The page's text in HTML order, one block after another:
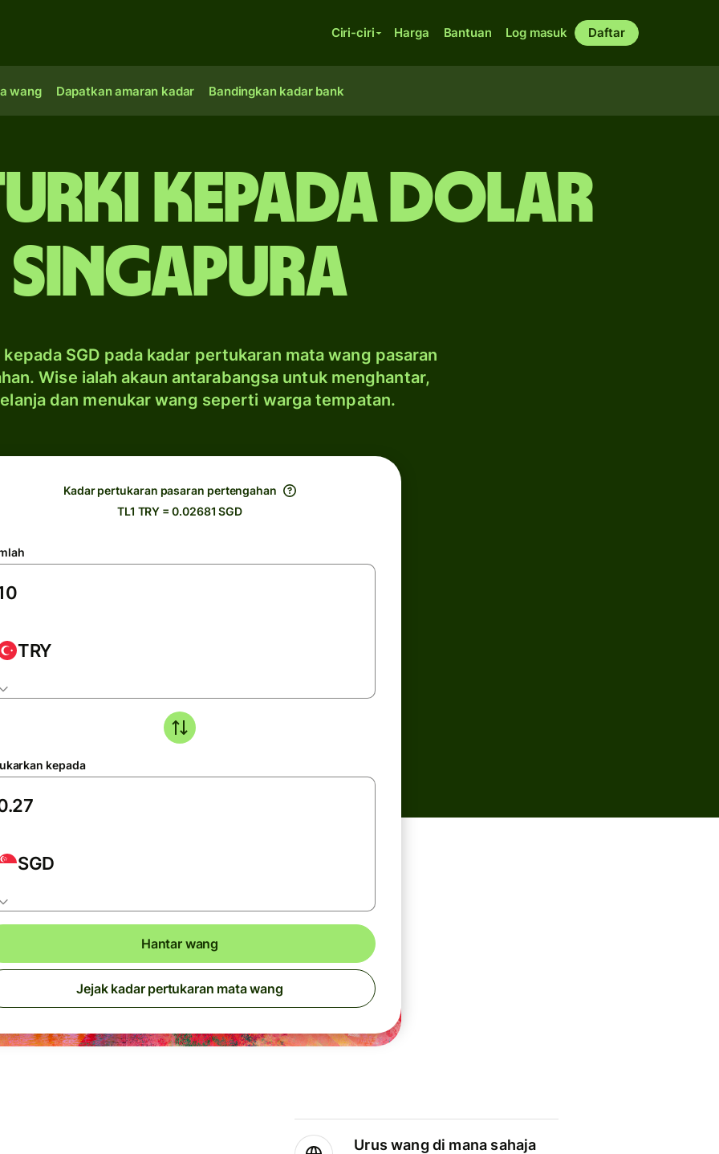
Ciri-ciri Harga Bantuan Log masuk Daftar
wang Dapatkan amaran kadar Bandingkan kadar bank
kepada dolar
Singapura
kepada SGD pada kadar pertukaran mata wang pasaran
Wise ialah akaun antarabangsa untuk menghantar,
dan menukar wang seperti warga tempatan.
Kadar pertukaran pasaran pertengahan
TL1 TRY = 0.02681 SGD
TRY
kepada
SGD
Hantar wang
Jejak kadar pertukaran mata wang
Urus wang di mana sahaja